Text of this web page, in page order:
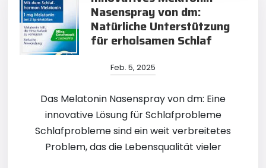
Nasenspray von dm:
Natürliche Unterstützung
für erholsamen Schlaf
Feb. 5, 2025
Das Melatonin Nasenspray von dm: Eine
innovative Lösung für Schlafprobleme
Schlafprobleme sind ein weit verbreitetes
Problem, das die Lebensqualität vieler